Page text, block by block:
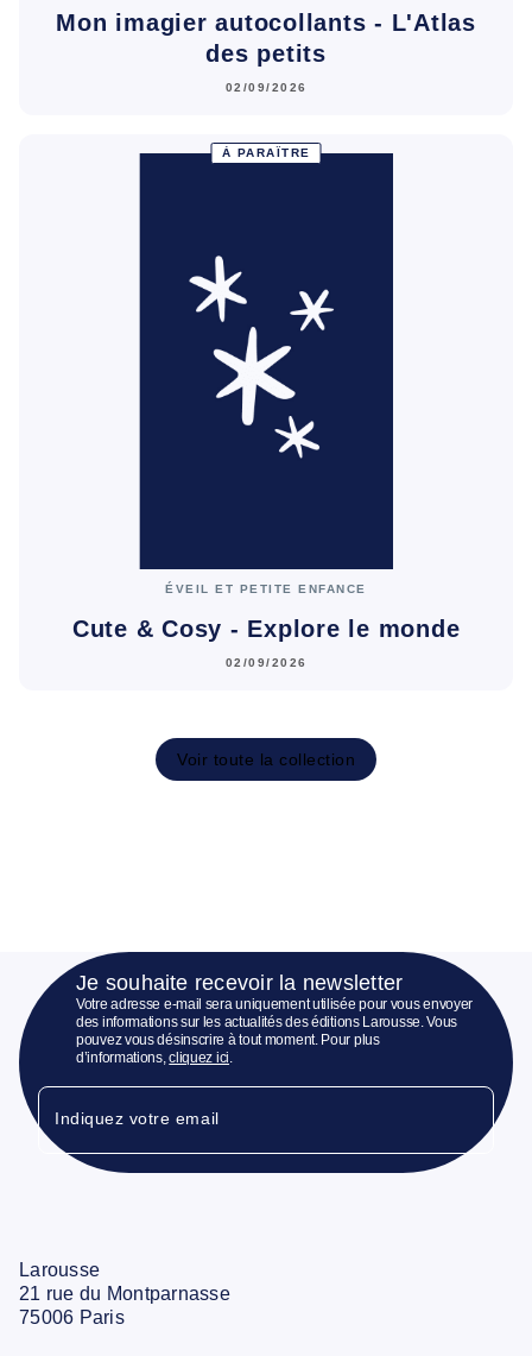
Mon imagier autocollants - L'Atlas
des petits
02/09/2026
À PARAÎTRE
ÉVEIL ET PETITE ENFANCE
Cute & Cosy - Explore le monde
02/09/2026
Voir toute la collection
Je souhaite recevoir la newsletter
Votre adresse e-mail sera uniquement utilisée pour vous envoyer
des informations sur les actualités des éditions Larousse. Vous
pouvez vous désinscrire à tout moment. Pour plus
d’informations,cliquez ici
Indiquez votre email
Larousse
21 rue du Montparnasse
75006 Paris